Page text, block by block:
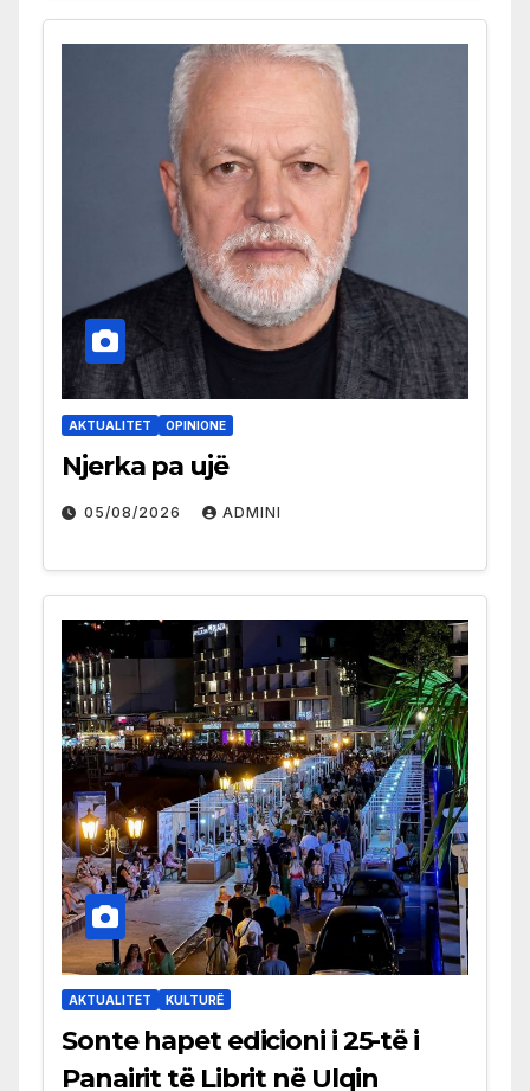
AKTUALITET OPINIONE
Njerka pa ujë
05/08/2026 ADMINI
AKTUALITET KULTURË
Sonte hapet edicioni i 25-të i
Panairit të Librit në Ulqin